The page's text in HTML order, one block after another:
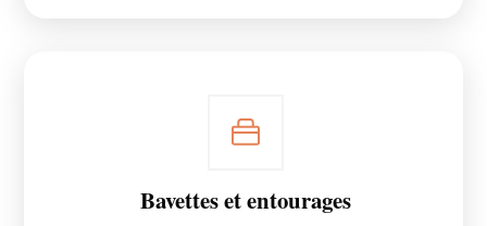
Bavettes et entourages